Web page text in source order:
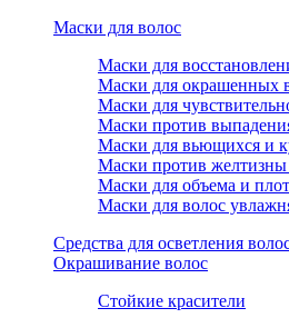
Маски для волос
Маски для
Маски для окрашенных
Маски для
Маски против
Маски для вьющихся и
Маски против желтизны
Маски для объема и
Маски для волос
Средства для осветления
Окрашивание волос
Стойкие красители